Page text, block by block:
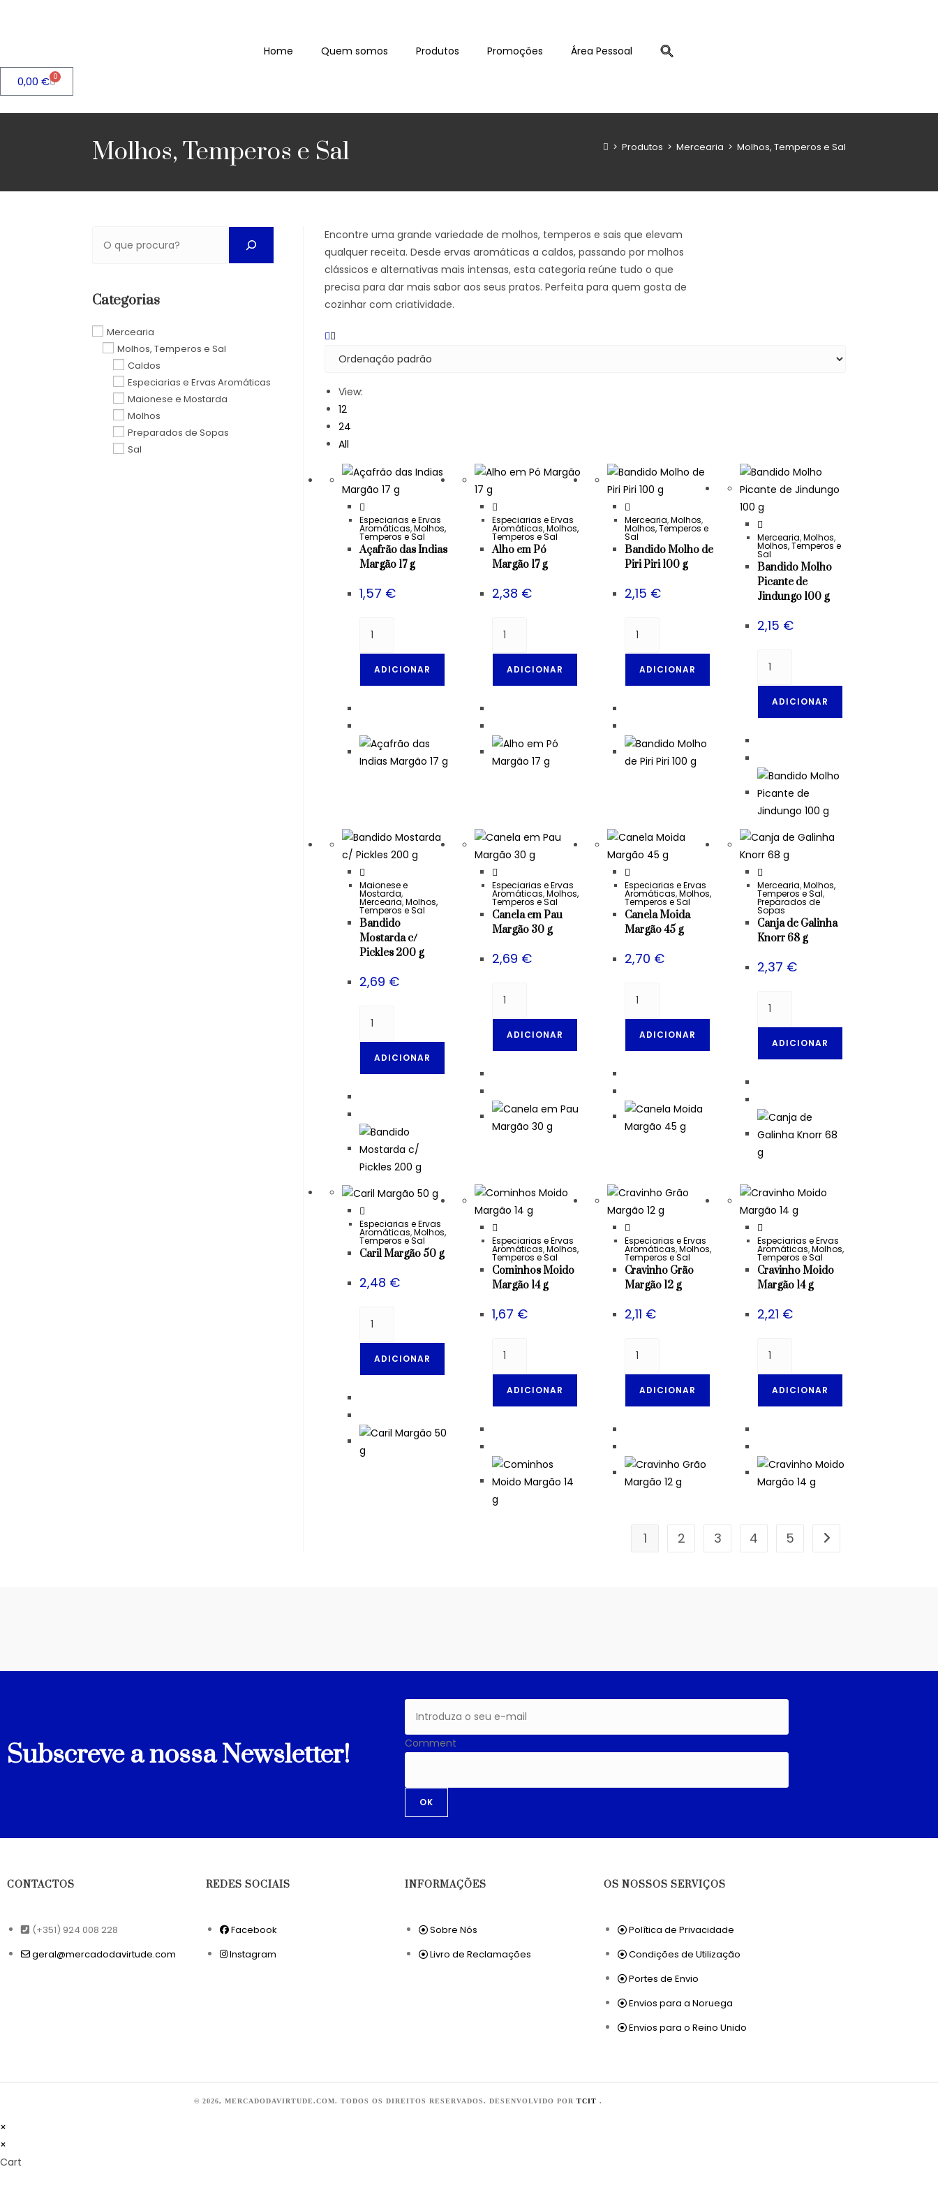
Home Quem somos Produtos Promoções Área Pessoal
0,00 € 0
Molhos, Temperos e Sal > Produtos > Mercearia > Molhos, Temperos e Sal
Encontre uma grande variedade de molhos, temperos e sais que elevam
qualquer receita. Desde ervas aromáticas a caldos, passando por molhos
clássicos e alternativas mais intensas, esta categoria reúne tudo o que
precisa para dar mais sabor aos seus pratos. Perfeita para quem gosta de
cozinhar com criatividade.
View:
12
24
All
Especiarias e Ervas
Aromáticas,Molhos,
Temperos e Sal
Açafrão das Indias
Margão 17 g
1,57 €
ADICIONAR
Especiarias e Ervas
Aromáticas,Molhos,
Temperos e Sal
Alho em Pó
Margão 17 g
2,38 €
ADICIONAR
Mercearia,Molhos,
Molhos, Temperos e
Sal
Bandido Molho de
Piri Piri 100 g
2,15 €
ADICIONAR
Mercearia,Molhos,
Molhos, Temperos e
Sal
Bandido Molho
Picante de
Jindungo 100 g
2,15 €
ADICIONAR
Maionese e
Mostarda,
Mercearia,Molhos,
Temperos e Sal
Bandido
Mostarda c/
Pickles 200 g
2,69 €
ADICIONAR
Especiarias e Ervas
Aromáticas,Molhos,
Temperos e Sal
Canela em Pau
Margão 30 g
2,69 €
ADICIONAR
Especiarias e Ervas
Aromáticas,Molhos,
Temperos e Sal
Canela Moida
Margão 45 g
2,70 €
ADICIONAR
Mercearia,Molhos,
Temperos e Sal,
Preparados de
Sopas
Canja de Galinha
Knorr 68 g
2,37 €
ADICIONAR
Especiarias e Ervas
Aromáticas,Molhos,
Temperos e Sal
Caril Margão 50 g
2,48 €
ADICIONAR
Especiarias e Ervas
Aromáticas,Molhos,
Temperos e Sal
Cominhos Moido
Margão 14 g
1,67 €
ADICIONAR
Especiarias e Ervas
Aromáticas,Molhos,
Temperos e Sal
Cravinho Grão
Margão 12 g
2,11 €
ADICIONAR
Especiarias e Ervas
Aromáticas,Molhos,
Temperos e Sal
Cravinho Moido
Margão 14 g
2,21 €
ADICIONAR
1 2 3 4 5
Categorias
Mercearia
Molhos, Temperos e Sal
Caldos
Especiarias e Ervas Aromáticas
Maionese e Mostarda
Molhos
Preparados de Sopas
Sal
Subscreve a nossa Newsletter! Comment
OK
CONTACTOS
(+351) 924 008 228
geral@mercadodavirtude.com
REDES SOCIAIS
Facebook
Instagram
INFORMAÇÕES
Sobre Nós
Livro de Reclamações
OS NOSSOS SERVIÇOS
Política de Privacidade
Condições de Utilização
Portes de Envio
Envios para a Noruega
Envios para o Reino Unido
© 2026, MERCADODAVIRTUDE.COM. TODOS OS DIREITOS RESERVADOS. DESENVOLVIDO POR TCIT .
×
×
Cart